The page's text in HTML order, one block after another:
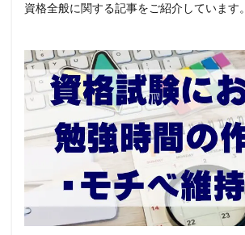
資格全般に関する記事をご紹介しています。